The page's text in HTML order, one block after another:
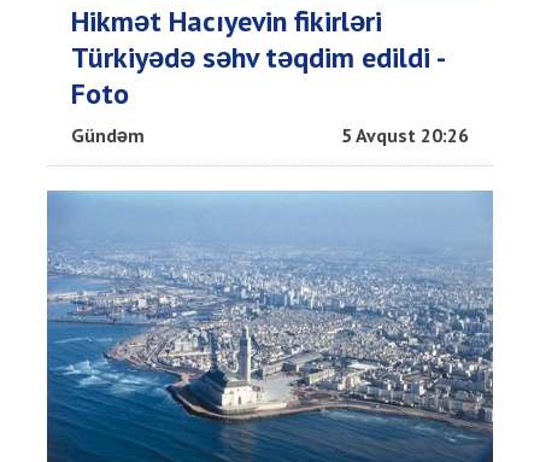
Hikmət Hacıyevin fikirləri
Türkiyədə səhv təqdim edildi -
Foto
Gündəm 5 Avqust 20:26